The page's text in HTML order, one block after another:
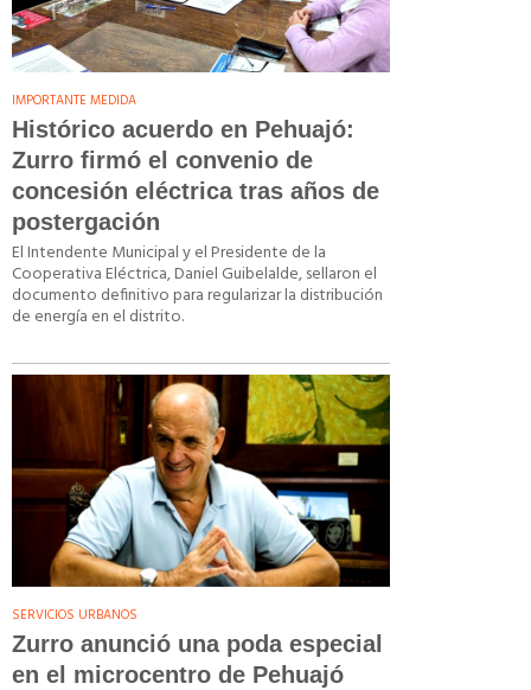
IMPORTANTE MEDIDA
Histórico acuerdo en Pehuajó:
Zurro firmó el convenio de
concesión eléctrica tras años de
postergación
El Intendente Municipal y el Presidente de la
Cooperativa Eléctrica, Daniel Guibelalde, sellaron el
documento definitivo para regularizar la distribución
de energía en el distrito.
SERVICIOS URBANOS
Zurro anunció una poda especial
en el microcentro de Pehuajó